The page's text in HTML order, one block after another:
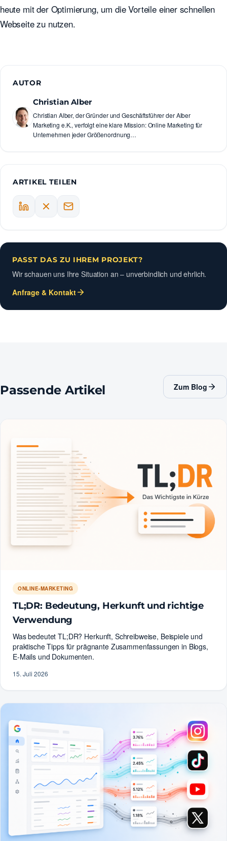
heute mit der Optimierung, um die Vorteile einer schnellen
Webseite zu nutzen.
AUTOR
Christian Alber
Christian Alber, der Gründer und Geschäftsführer der Alber
Marketing e.K., verfolgt eine klare Mission: Online Marketing für
Unternehmen jeder Größenordnung…
ARTIKEL TEILEN
PASST DAS ZU IHREM PROJEKT?
Wir schauen uns Ihre Situation an – unverbindlich und ehrlich.
Anfrage & Kontakt
Passende Artikel Zum Blog
ONLINE-MARKETING
TL;DR: Bedeutung, Herkunft und richtige
Verwendung
Was bedeutet TL;DR? Herkunft, Schreibweise, Beispiele und
praktische Tipps für prägnante Zusammenfassungen in Blogs,
E-Mails und Dokumenten.
15. Juli 2026